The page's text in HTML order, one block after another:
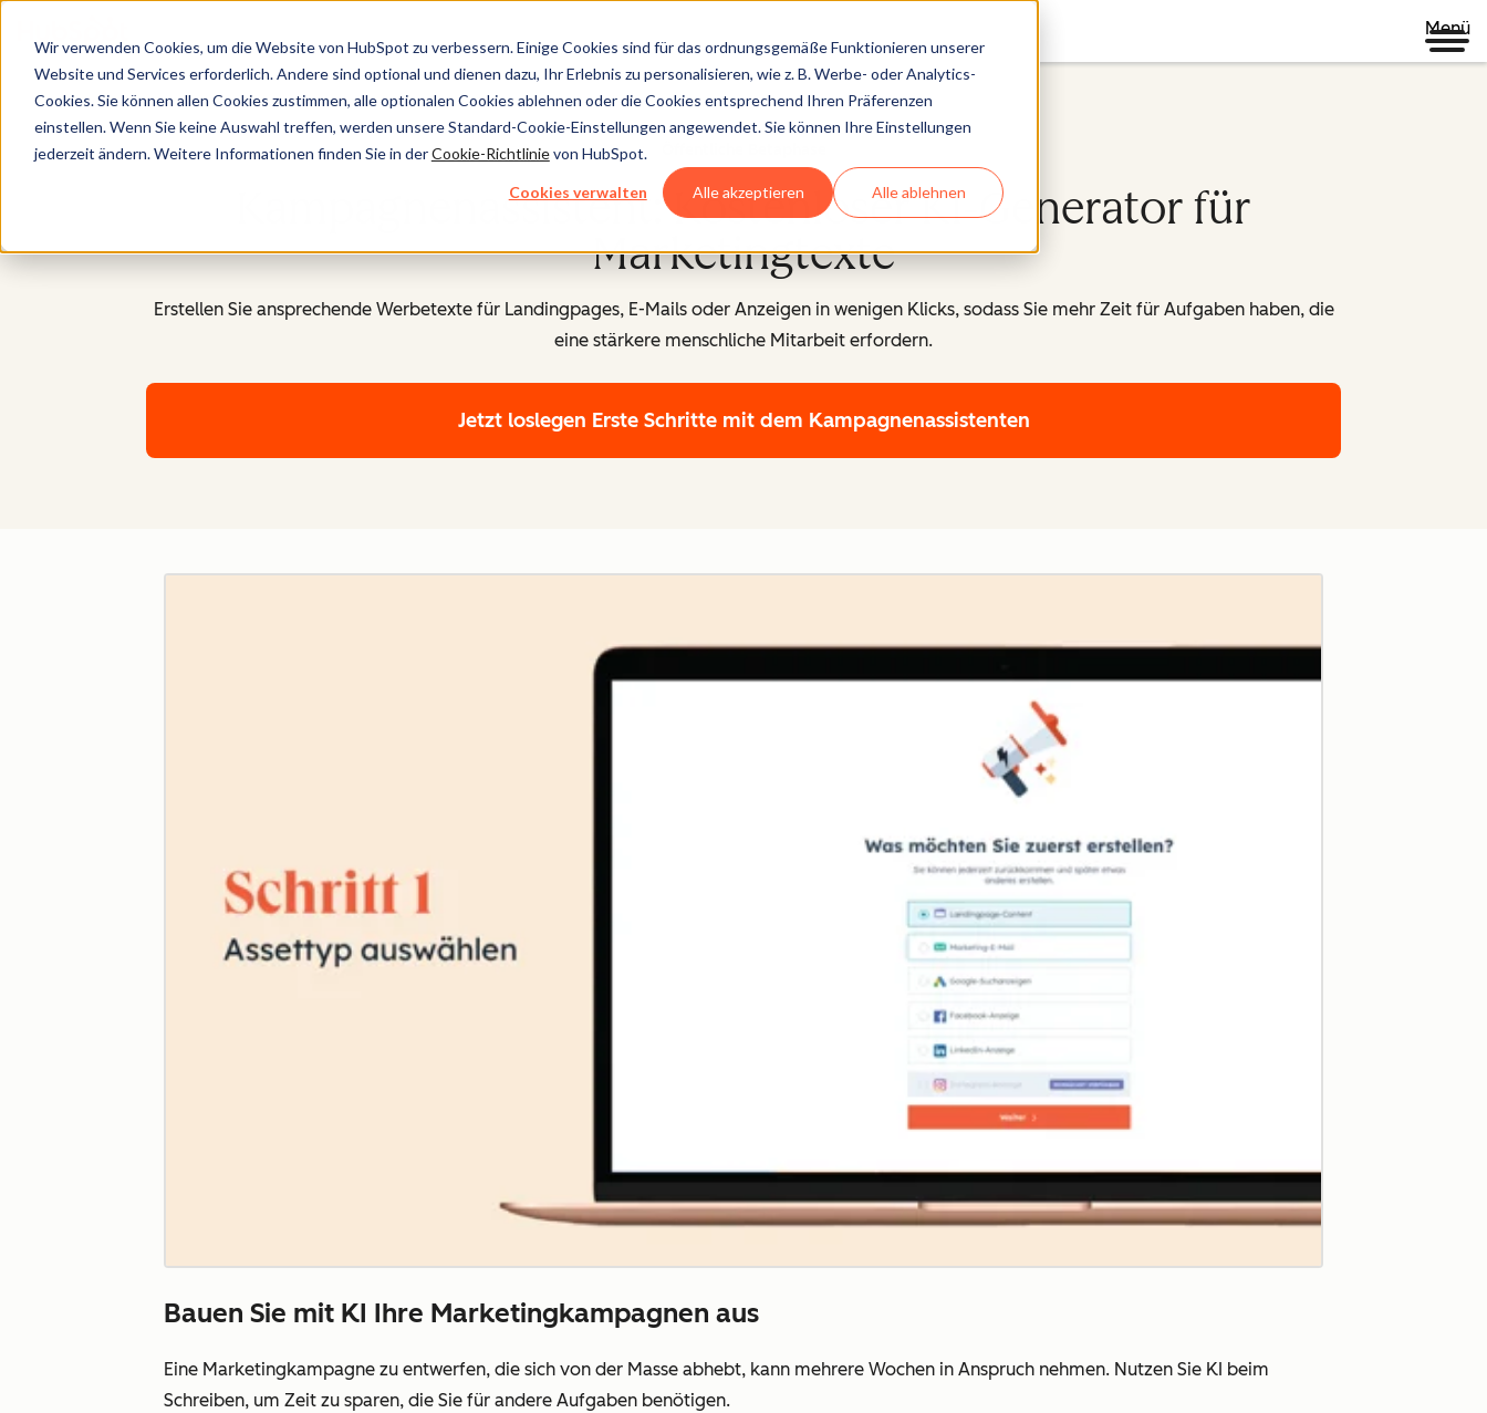
Wir verwenden Cookies, um die Website von HubSpot zu verbessern. Einige Cookies sind für das ordnungsgemäße Funktionieren unserer
Website und Services erforderlich. Andere sind optional und dienen dazu, Ihr Erlebnis zu personalisieren, wie z. B. Werbe- oder Analytics-
Cookies. Sie können allen Cookies zustimmen, alle optionalen Cookies ablehnen oder die Cookies entsprechend Ihren Präferenzen
einstellen. Wenn Sie keine Auswahl treffen, werden unsere Standard-Cookie-Einstellungen angewendet. Sie können Ihre Einstellungen
jederzeit ändern. Weitere Informationen finden Sie in derCookie-Richtlinievon HubSpot.
Cookies verwalten Alle akzeptieren Alle ablehnen
Menü
Kampagnenassistent: Kostenloser KI-Generator für
Marketingtexte
Erstellen Sie ansprechende Werbetexte für Landingpages, E-Mails oder Anzeigen in wenigen Klicks, sodass Sie mehr Zeit für Aufgaben haben, die
eine stärkere menschliche Mitarbeit erfordern.
Jetzt loslegen Erste Schritte mit dem Kampagnenassistenten
Bauen Sie mit KI Ihre Marketingkampagnen aus
Eine Marketingkampagne zu entwerfen, die sich von der Masse abhebt, kann mehrere Wochen in Anspruch nehmen. Nutzen Sie KI beim
Schreiben, um Zeit zu sparen, die Sie für andere Aufgaben benötigen.